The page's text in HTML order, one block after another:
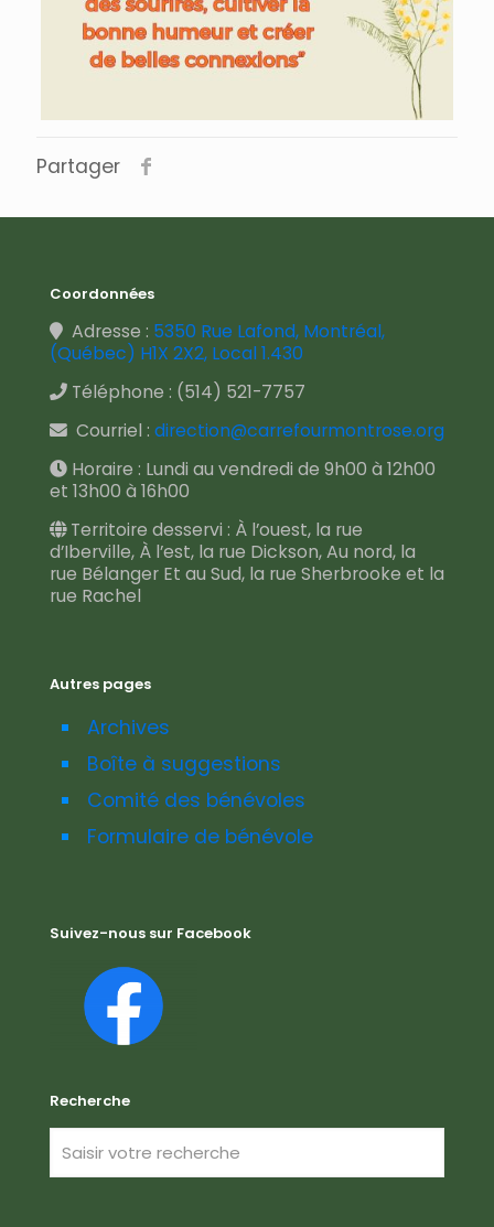
Partager
Coordonnées
Adresse : 5350 Rue Lafond, Montréal,
(Québec) H1X 2X2, Local 1.430
Téléphone : (514) 521-7757
Courriel : direction@carrefourmontrose.org
Horaire : Lundi au vendredi de 9h00 à 12h00
et 13h00 à 16h00
Territoire desservi : À l’ouest, la rue
d’Iberville, À l’est, la rue Dickson, Au nord, la
rue Bélanger Et au Sud, la rue Sherbrooke et la
rue Rachel
Autres pages
Archives
Boîte à suggestions
Comité des bénévoles
Formulaire de bénévole
Suivez-nous sur Facebook
Recherche